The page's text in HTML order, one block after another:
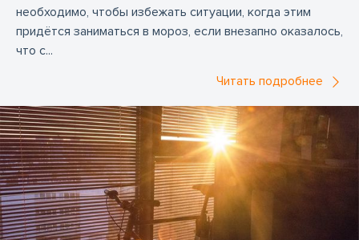
необходимо, чтобы избежать ситуации, когда этим
придётся заниматься в мороз, если внезапно оказалось,
что с...
Читать подробнее